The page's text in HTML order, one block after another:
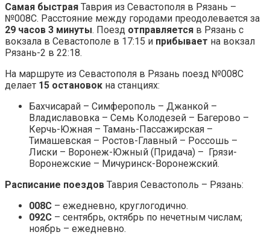
Самая быстрая Таврия из Севастополя в Рязань –
№008С. Расстояние между городами преодолевается за
29 часов 3 минуты. Поезд отправляется в Рязань с
вокзала в Севастополе в 17:15 и прибывает на вокзал
Рязань-2 в 22:18.
На маршруте из Севастополя в Рязань поезд №008С
делает 15 остановок на станциях:
Бахчисарай – Симферополь – Джанкой –
Владиславовка – Семь Колодезей – Багерово –
Керчь-Южная – Тамань-Пассажирская –
Тимашевская – Ростов-Главный – Россошь –
Лиски – Воронеж-Южный (Придача) – Грязи-
Воронежские – Мичуринск-Воронежский.
Расписание поездов Таврия Севастополь – Рязань:
008С – ежедневно, круглогодично.
092С – сентябрь, октябрь по нечетным числам;
ноябрь – ежедневно.